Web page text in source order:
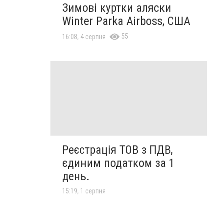
Зимові куртки аляски
Winter Parka Airboss, США
16:08, 4 серпня 55
Реєстрація ТОВ з ПДВ,
єдиним податком за 1
день.
15:19, 1 серпня